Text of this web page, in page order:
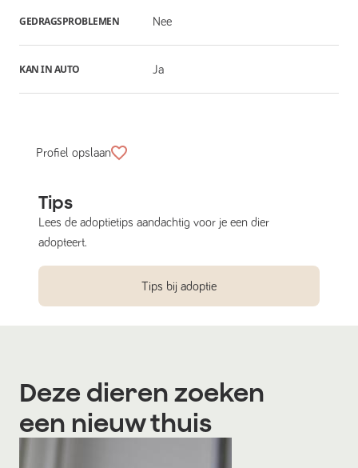
GEDRAGSPROBLEMEN Nee
KAN IN AUTO Ja
Profiel opslaan
Tips
Lees de adoptietips aandachtig voor je een dier
adopteert.
Tips bij adoptie
Deze dieren zoeken
een nieuw thuis